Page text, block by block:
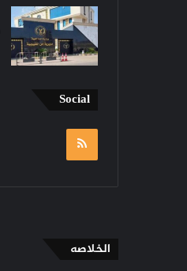
Social
RSS
الخلاصه